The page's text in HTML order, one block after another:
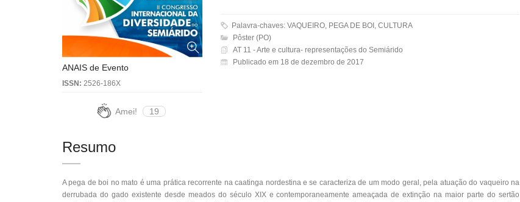
ANAIS de Evento
ISSN: 2526-186X
Amei! 19
Palavra-chaves: VAQUEIRO, PEGA DE BOI, CULTURA
Pôster (PO)
AT 11 - Arte e cultura- representações do Semiárido
Publicado em 18 de dezembro de 2017
Resumo
A pega de boi no mato é uma prática recorrente na caatinga nordestina e se caracteriza de um modo geral, pela atuação do vaqueiro na
derrubada do gado existente desde meados do século XIX e contemporaneamente ameaçada de extinção na maior parte do sertão